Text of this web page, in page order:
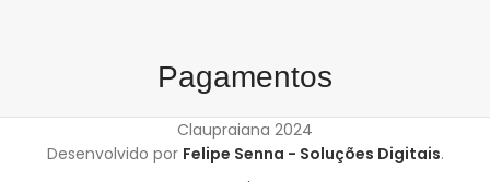
Pagamentos
Claupraiana 2024
Desenvolvido por Felipe Senna - Soluções Digitais.